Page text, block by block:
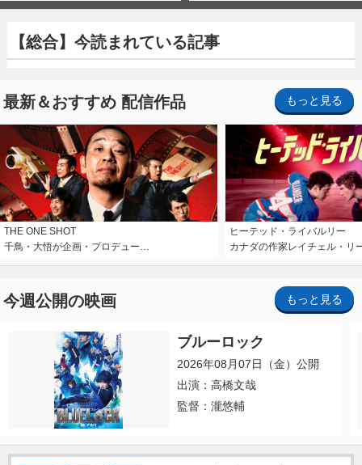
【総合】今読まれている記事
最新＆おすすめ 配信作品 もっと見る
THE ONE SHOT
千鳥・大悟が企画・プロデュー…
ヒーテッド・ライバルリー
カナダの作家レイチェル・リ
今週公開の映画 もっと見る
ブルーロック
2026年08月07日（金）公開
出演：高橋文哉
監督：瀧悠輔